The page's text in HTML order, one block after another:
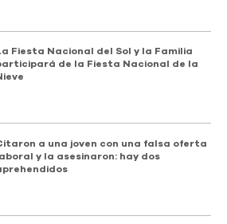
Fiesta Nacional del Sol y la Familia
de la Fiesta Nacional de la
a una joven con una falsa oferta
y la asesinaron: hay dos